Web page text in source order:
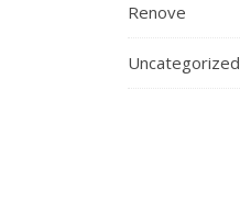
Renove
Uncategorized